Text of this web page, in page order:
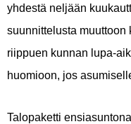
yhdestä neljään
suunnittelusta muuttoon
riippuen kunnan lupa-
huomioon, jos
Talopaketti